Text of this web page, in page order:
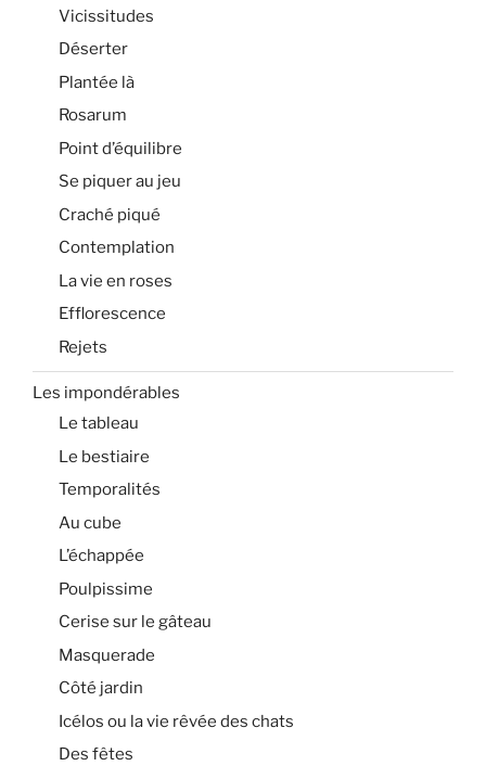
Vicissitudes
Déserter
Plantée là
Rosarum
Point d’équilibre
Se piquer au jeu
Craché piqué
Contemplation
La vie en roses
Efflorescence
Rejets
Les impondérables
Le tableau
Le bestiaire
Temporalités
Au cube
L’échappée
Poulpissime
Cerise sur le gâteau
Masquerade
Côté jardin
Icélos ou la vie rêvée des chats
Des fêtes